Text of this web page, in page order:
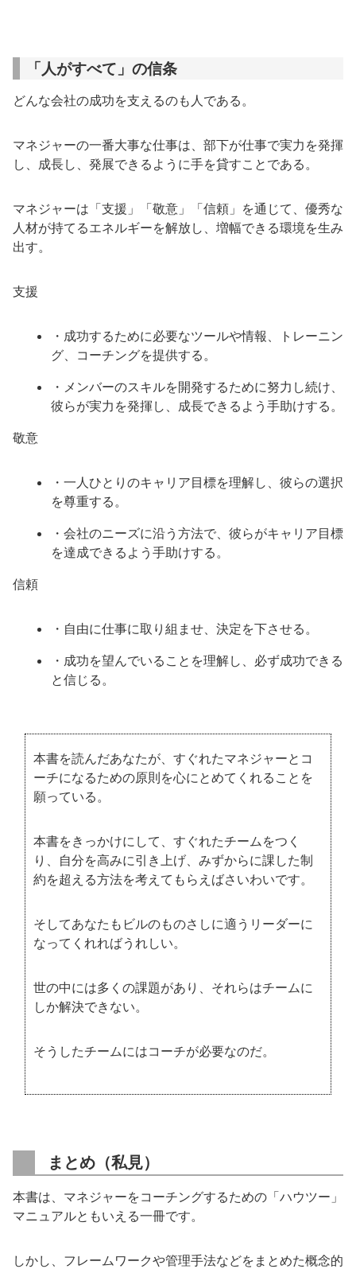
「人がすべて」の信条
どんな会社の成功を支えるのも人である。
マネジャーの一番大事な仕事は、部下が仕事で実力を発揮
し、成長し、発展できるように手を貸すことである。
マネジャーは「支援」「敬意」「信頼」を通じて、優秀な
人材が持てるエネルギーを解放し、増幅できる環境を生み
出す。
支援
・成功するために必要なツールや情報、トレーニン
グ、コーチングを提供する。
・メンバーのスキルを開発するために努力し続け、
彼らが実力を発揮し、成長できるよう手助けする。
敬意
・一人ひとりのキャリア目標を理解し、彼らの選択
を尊重する。
・会社のニーズに沿う方法で、彼らがキャリア目標
を達成できるよう手助けする。
信頼
・自由に仕事に取り組ませ、決定を下させる。
・成功を望んでいることを理解し、必ず成功できる
と信じる。
本書を読んだあなたが、すぐれたマネジャーとコ
ーチになるための原則を心にとめてくれることを
願っている。
本書をきっかけにして、すぐれたチームをつく
り、自分を高みに引き上げ、みずからに課した制
約を超える方法を考えてもらえばさいわいです。
そしてあなたもビルのものさしに適うリーダーに
なってくれればうれしい。
世の中には多くの課題があり、それらはチームに
しか解決できない。
そうしたチームにはコーチが必要なのだ。
まとめ（私見）
本書は、マネジャーをコーチングするための「ハウツー」
マニュアルともいえる一冊です。
しかし、フレームワークや管理手法などをまとめた概念的